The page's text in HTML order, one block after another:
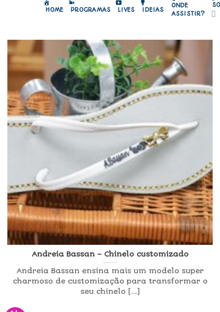
HOME PROGRAMAS LIVES IDEIAS
ONDE
ASSISTIR?
Andreia Bassan – Chinelo customizado
Andreia Bassan ensina mais um modelo super
charmoso de customização para transformar o
seu chinelo [...]